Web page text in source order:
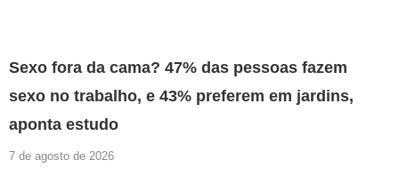
Sexo fora da cama? 47% das pessoas fazem
sexo no trabalho, e 43% preferem em jardins,
aponta estudo
7 de agosto de 2026